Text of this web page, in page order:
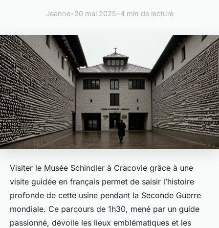
Jeanne•20 mai 2025•4 min de lecture
Visiter le Musée Schindler à Cracovie grâce à une
visite guidée en français permet de saisir l’histoire
profonde de cette usine pendant la Seconde Guerre
mondiale. Ce parcours de 1h30, mené par un guide
passionné, dévoile les lieux emblématiques et les